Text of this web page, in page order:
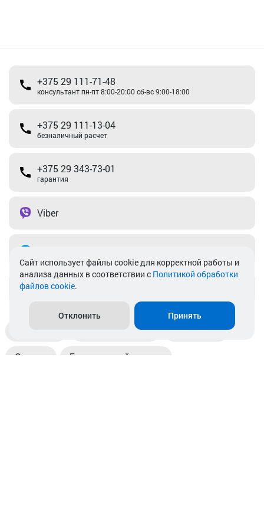
+375 29 111-71-48
консультант пн-пт 8:00-20:00 сб-вс 9:00-18:00
+375 29 111-13-04
безналичный расчет
+375 29 343-73-01
гарантия
Viber
info@akkamulik.by
Пункты выдачи Магазины
Оплата Безналичный расчет
Cайт использует файлы cookie для корректной работы и
анализа данных в соответствии с Политикой обработки
файлов cookie.
Отклонить Принять